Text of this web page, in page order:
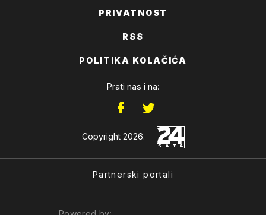
PRIVATNOST
RSS
POLITIKA KOLAČIĆA
Prati nas i na:
Copyright 2026.
Partnerski portali